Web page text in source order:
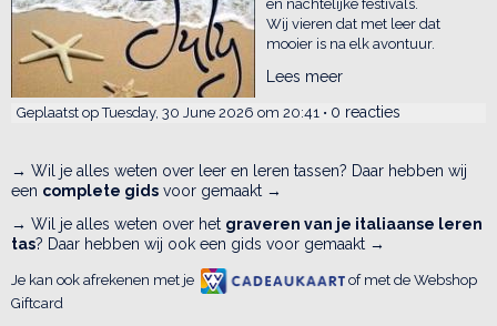
en nachtelijke festivals.
Wij vieren dat met leer dat
mooier is na elk avontuur.
Lees meer
Geplaatst op Tuesday, 30 June 2026 om 20:41 • 0 reacties
→ Wil je alles weten over leer en leren tassen? Daar hebben wij
een complete gids voor gemaakt →
→ Wil je alles weten over het graveren van je italiaanse leren
tas? Daar hebben wij ook een gids voor gemaakt →
Je kan ook afrekenen met je
of met de Webshop
Giftcard